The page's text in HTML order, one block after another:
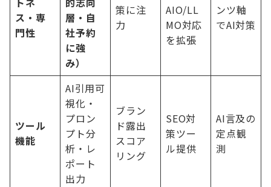
ス・専
門性
層・自
社予約
に強
み）
策に注
力
AIO/LL
MO対応
を拡張
ンツ軸
でAI対策
ツール
機能
AI引用可
視化・
プロン
プト分
析・レ
ポート
出力
ブラン
ド露出
スコア
リング
SEO対
策ツー
ル提供
AI言及の
定点観
測